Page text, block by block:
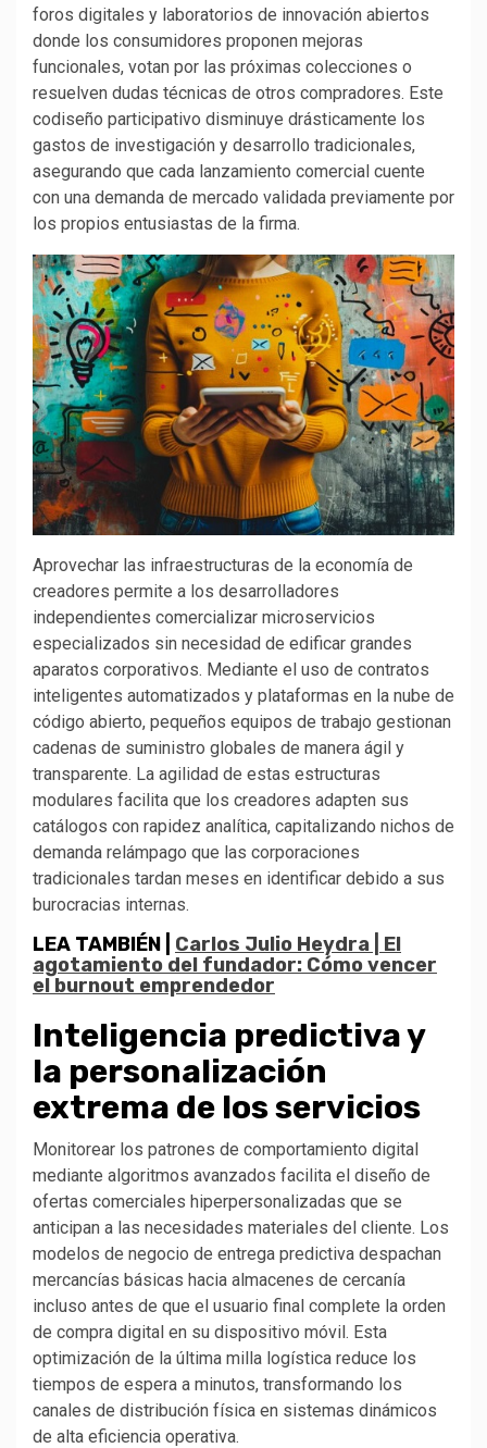
foros digitales y laboratorios de innovación abiertos
donde los consumidores proponen mejoras
funcionales, votan por las próximas colecciones o
resuelven dudas técnicas de otros compradores. Este
codiseño participativo disminuye drásticamente los
gastos de investigación y desarrollo tradicionales,
asegurando que cada lanzamiento comercial cuente
con una demanda de mercado validada previamente por
los propios entusiastas de la firma.
Aprovechar las infraestructuras de la economía de
creadores permite a los desarrolladores
independientes comercializar microservicios
especializados sin necesidad de edificar grandes
aparatos corporativos. Mediante el uso de contratos
inteligentes automatizados y plataformas en la nube de
código abierto, pequeños equipos de trabajo gestionan
cadenas de suministro globales de manera ágil y
transparente. La agilidad de estas estructuras
modulares facilita que los creadores adapten sus
catálogos con rapidez analítica, capitalizando nichos de
demanda relámpago que las corporaciones
tradicionales tardan meses en identificar debido a sus
burocracias internas.
LEA TAMBIÉN | Carlos Julio Heydra | El
agotamiento del fundador: Cómo vencer
el burnout emprendedor
Inteligencia predictiva y
la personalización
extrema de los servicios
Monitorear los patrones de comportamiento digital
mediante algoritmos avanzados facilita el diseño de
ofertas comerciales hiperpersonalizadas que se
anticipan a las necesidades materiales del cliente. Los
modelos de negocio de entrega predictiva despachan
mercancías básicas hacia almacenes de cercanía
incluso antes de que el usuario final complete la orden
de compra digital en su dispositivo móvil. Esta
optimización de la última milla logística reduce los
tiempos de espera a minutos, transformando los
canales de distribución física en sistemas dinámicos
de alta eficiencia operativa.